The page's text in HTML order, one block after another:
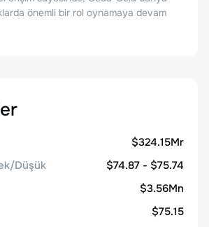
önemli bir rol oynamaya devam
$324.15Mr
Düşük
$74.87 - $75.74
$3.56Mn
$75.15